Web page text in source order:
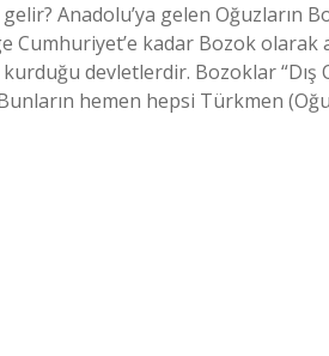
Anadolu’ya gelen Oğuzların
kadar Bozok olarak
devletlerdir. Bozoklar “Dış
hemen hepsi Türkmen